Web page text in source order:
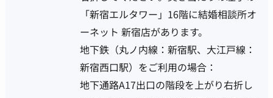
「新宿エルタワー」16階に結婚相談所オ
ーネット 新宿店があります。
地下鉄（丸ノ内線：新宿駅、大江戸線：
新宿西口駅）をご利用の場合：
地下通路A17出口の階段を上がり右折し